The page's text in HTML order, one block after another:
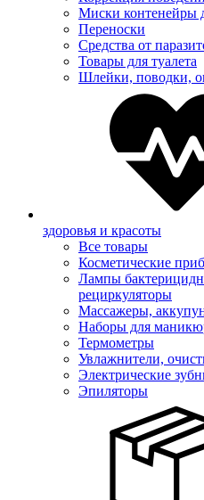
Миски контенейры
Переноски
Средства от
Товары для туалета
Шлейки, поводки,
здоровья и красоты
Все товары
Косметические
Лампы
рециркуляторы
Массажеры,
Наборы для
Термометры
Увлажнители,
Электрические
Эпиляторы